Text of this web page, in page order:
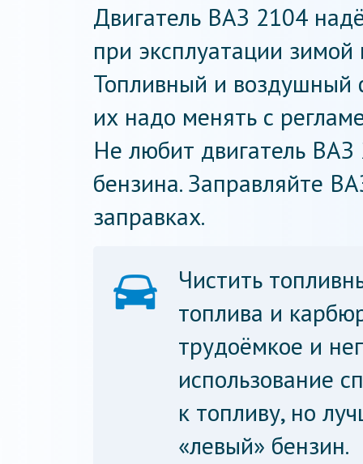
Двигатель ВАЗ 2104
при эксплуатации
Топливный и воздушный
их надо менять с
Не любит двигатель ВАЗ
бензина. Заправляйте
заправках.
Чистить
топлива и
трудоёмкое и
использование
к топливу, но
«левый» бензин.